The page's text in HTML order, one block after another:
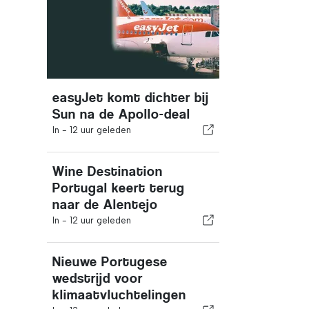
easyJet komt dichter bij
Sun na de Apollo-deal
In - 12 uur geleden
Wine Destination
Portugal keert terug
naar de Alentejo
In - 12 uur geleden
Nieuwe Portugese
wedstrijd voor
klimaatvluchtelingen